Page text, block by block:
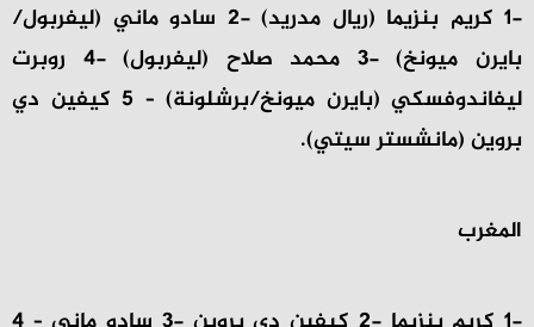
-1 كريم بنزيما (ريال مدريد) -2 سادو ماني (ليفربول/
بايرن ميونخ) -3 محمد صلاح (ليفربول) -4 روبرت
ليفاندوفسكي (بايرن ميونخ/برشلونة) – 5 كيفين دي
بروين (مانشستر سيتي).
المغرب